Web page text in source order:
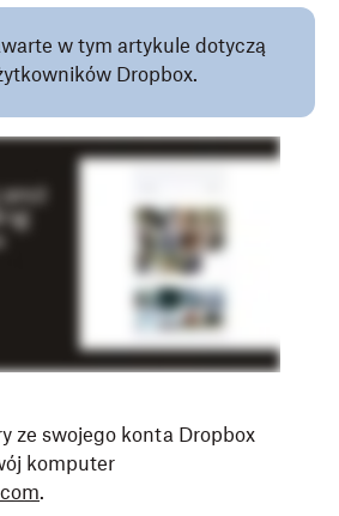
w tym artykule dotyczą
Dropbox.
ze swojego konta Dropbox
komputer
.